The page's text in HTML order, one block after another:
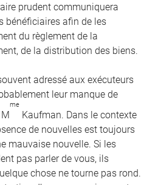
prudent communiquera
bénéficiaires afin de les
du règlement de la
de la distribution des biens.
adressé aux exécuteurs
leur manque de
me
Kaufman. Dans le contexte
de nouvelles est toujours
mauvaise nouvelle. Si les
pas parler de vous, ils
chose ne tourne pas rond.